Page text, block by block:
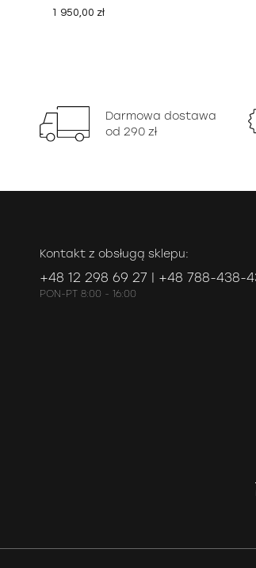
1 950,00 zł
Darmowa dostawa
od 290 zł
Kontakt z obsługą sklepu:
+48 12 298 69 27 | +48 788-438-
PON-PT 8:00 - 16:00